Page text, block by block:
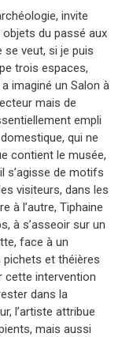
invite
du passé aux
se veut, si je puis
trois espaces,
imaginé un Salon à
mais de
empli
qui ne
contient le musée,
s’agisse de motifs
visiteurs, dans les
à l’autre, Tiphaine
à s’asseoir sur un
face à un
et théières
cette intervention
dans la
l’artiste attribue
mais aussi